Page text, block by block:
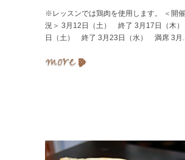
※レッスンでは鶏肉を使用します。 ＜開
況＞ 3月12日（土） 終了 3月17日（木
日（土） 終了 3月23日（水） 満席 3月